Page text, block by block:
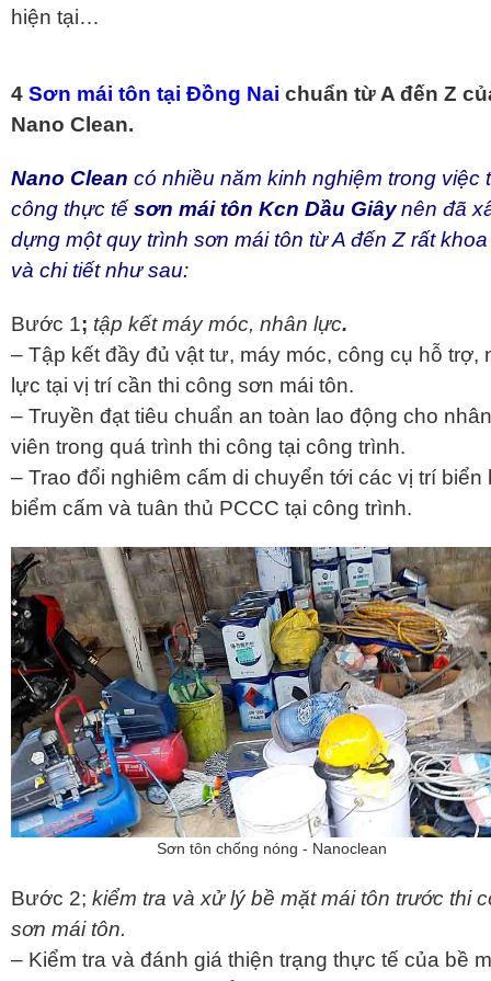
hiện tại…
4 Sơn mái tôn tại Đồng Nai chuẩn từ A đến Z
Nano Clean.
Nano Clean có nhiều năm kinh nghiệm trong việc
công thực tế sơn mái tôn Kcn Dầu Giâynên đã
dựng một quy trình sơn mái tôn từ A đến Z rất
và chi tiết như sau:
Bước 1; tập kết máy móc, nhân lực.
– Tập kết đầy đủ vật tư, máy móc, công cụ hỗ trợ,
lực tại vị trí cần thi công sơn mái tôn.
– Truyền đạt tiêu chuẩn an toàn lao động cho nhân
viên trong quá trình thi công tại công trình.
– Trao đổi nghiêm cấm di chuyển tới các vị trí biển
biểm cấm và tuân thủ PCCC tại công trình.
Sơn tôn chống nóng - Nanoclean
Bước 2; kiểm tra và xử lý bề mặt mái tôn trước thi
sơn mái tôn.
– Kiểm tra và đánh giá thiện trạng thực tế của bề